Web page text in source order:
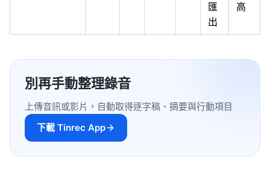
匯
出
高
別再手動整理錄音
上傳音訊或影片，自動取得逐字稿、摘要與行動項目
下載 Tinrec App